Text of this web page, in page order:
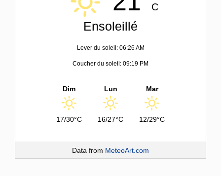
C
Ensoleillé
Lever du soleil: 06:26 AM
Coucher du soleil: 09:19 PM
Dim
17/30°C
Lun
16/27°C
Mar
12/29°C
Data from MeteoArt.com